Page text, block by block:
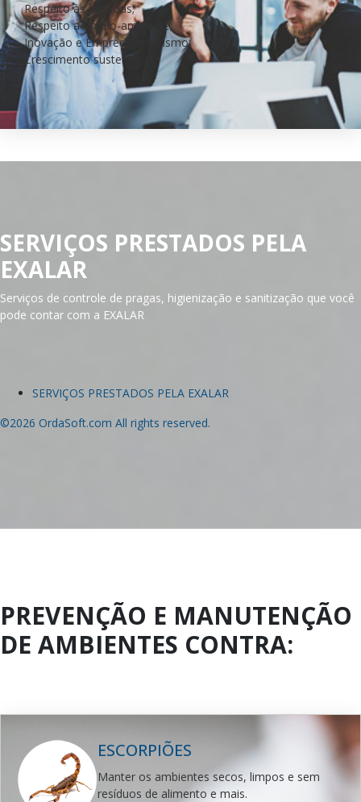
Respeito às pessoas;
Respeito ao meio-ambiente;
Inovação e Empreendedorismo;
Crescimento sustentável.
SERVIÇOS PRESTADOS PELA
EXALAR
Serviços de controle de pragas, higienização e sanitização que você
pode contar com a EXALAR
SERVIÇOS PRESTADOS PELA EXALAR
©2026 OrdaSoft.com All rights reserved.
PREVENÇÃO E MANUTENÇÃO
DE AMBIENTES CONTRA:
ESCORPIÕES
Manter os ambientes secos, limpos e sem
resíduos de alimento e mais.